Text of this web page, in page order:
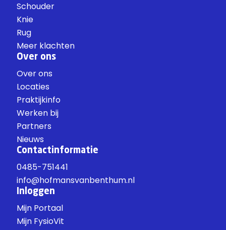
Schouder
Knie
Rug
Meer klachten
Over ons
Over ons
Locaties
Praktijkinfo
Werken bij
Partners
Nieuws
Contactinformatie
0485-751441
info@hofmansvanbenthum.nl
Inloggen
Mijn Portaal
Mijn FysioVit